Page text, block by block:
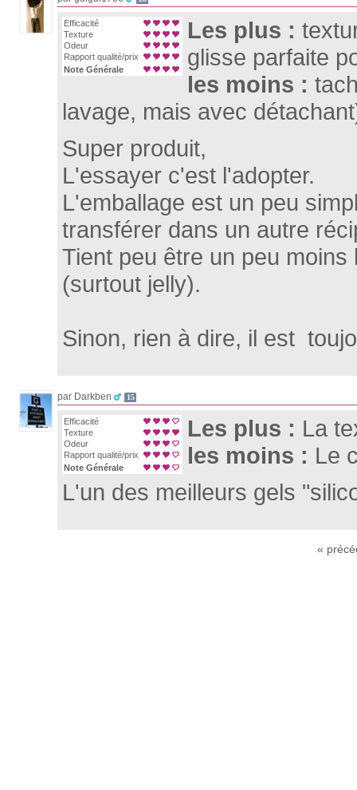
Efficacité
Texture
Odeur
Rapport qualité/prix
Note Générale
Les plus :
glisse parfaite
les moins :
lavage, mais avec
Super produit,
L'essayer c'est l'adopter.
L'emballage est un peu
transférer dans un autre
Tient peu être un peu
(surtout jelly).
Sinon, rien à dire, il est
par Darkben 15
Efficacité
Texture
Odeur
Rapport qualité/prix
Note Générale
Les plus : La
les moins : Le
L'un des meilleurs gels
«